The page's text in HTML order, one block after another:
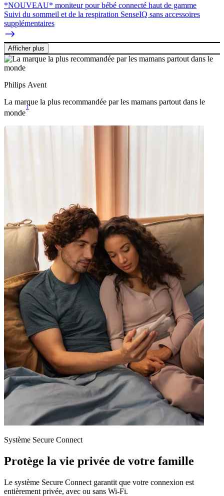
*NOUVEAU* moniteur pour bébé connecté haut de gamme
Suivi du sommeil et de la respiration SenseIQ sans accessoires
supplémentaires
Afficher plus
Philips Avent
La marque la plus recommandée par les mamans partout dans le
monde
1
Système Secure Connect
Protège la vie privée de votre famille
Le système Secure Connect garantit que votre connexion est
entièrement privée, avec ou sans Wi-Fi.